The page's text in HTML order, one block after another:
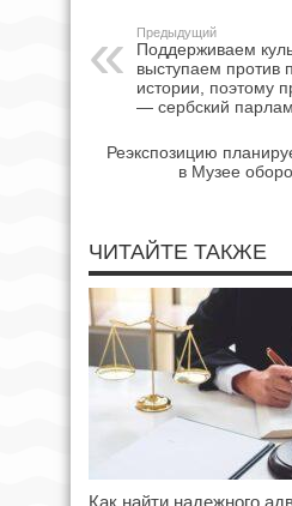
Предыдущий
Поддерживаем
выступаем против
истории, поэтому
— сербский
Реэкспозицию
в Музее
ЧИТАЙТЕ ТАКЖЕ
Как найти надежного